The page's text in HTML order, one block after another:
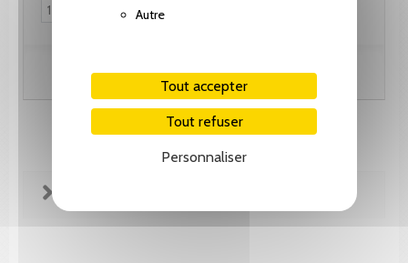
Autre
Tout accepter
Tout refuser
Personnaliser
Ajouter au panier